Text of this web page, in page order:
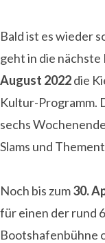
Bald ist es wieder
geht in die
August 2022die
Kultur-Programm.
sechs
Slams und
Noch bis zum30.
für einen der rund
Bootshafenbühne